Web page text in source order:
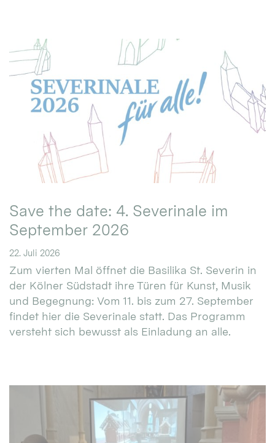
Save the date: 4. Severinale im
September 2026
22. Juli 2026
Zum vierten Mal öffnet die Basilika St. Severin in
der Kölner Südstadt ihre Türen für Kunst, Musik
und Begegnung: Vom 11. bis zum 27. September
findet hier die Severinale statt. Das Programm
versteht sich bewusst als Einladung an alle.